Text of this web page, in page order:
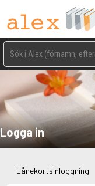
Logga in
Lånekortsinloggning